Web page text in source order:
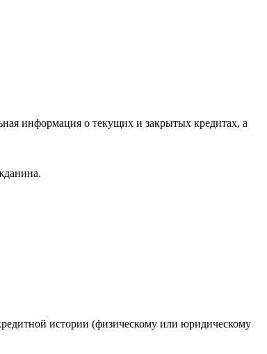
информация о текущих и закрытых кредитах, а
истории (физическому или юридическому